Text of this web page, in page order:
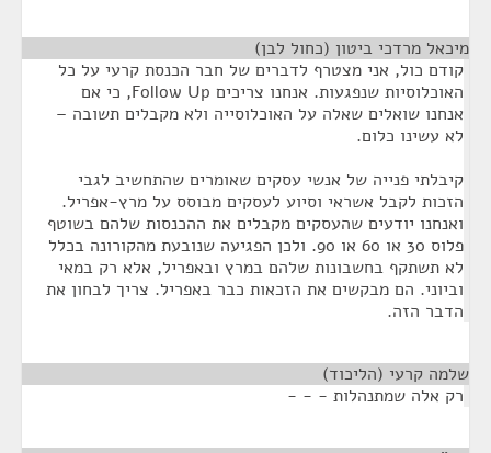
מיכאל מרדכי ביטון (כחול לבן)
קודם כול, אני מצטרף לדברים של חבר הכנסת קרעי על כל
האוכלוסיות שנפגעות. אנחנו צריכים Follow Up, כי אם
אנחנו שואלים שאלה על האוכלוסייה ולא מקבלים תשובה –
לא עשינו כלום.
קיבלתי פנייה של אנשי עסקים שאומרים שהתחשיב לגבי
הזכות לקבל אשראי וסיוע לעסקים מבוסס על מרץ-אפריל.
ואנחנו יודעים שהעסקים מקבלים את ההכנסות שלהם בשוטף
פלוס 30 או 60 או 90. ולכן הפגיעה שנובעת מהקורונה בכלל
לא תשתקף בחשבונות שלהם במרץ ובאפריל, אלא רק במאי
וביוני. הם מבקשים את הזכאות כבר באפריל. צריך לבחון את
הדבר הזה.
שלמה קרעי (הליכוד)
רק אלה שמתנהלות - - -